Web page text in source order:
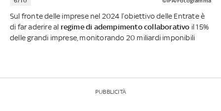
Sul fronte delle imprese nel 2024 l’obiettivo delle Entrate è
di far aderire al regime di adempimento collaborativo il 15%
delle grandi imprese, monitorando 20 miliardi imponibili
PUBBLICITÀ